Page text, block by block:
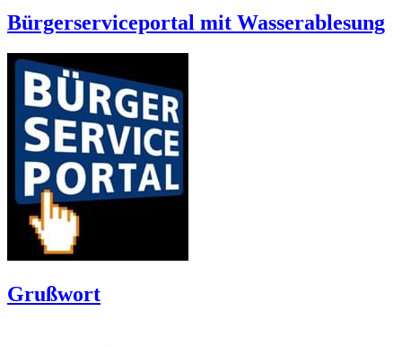
Bürgerserviceportal mit Wasserablesung
Grußwort